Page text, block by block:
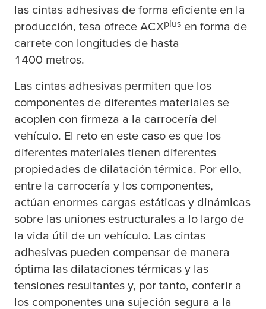
las cintas adhesivas de forma eficiente en la
producción, tesa ofrece ACXplus en forma de
carrete con longitudes de hasta
1400 metros.
Las cintas adhesivas permiten que los
componentes de diferentes materiales se
acoplen con firmeza a la carrocería del
vehículo. El reto en este caso es que los
diferentes materiales tienen diferentes
propiedades de dilatación térmica. Por ello,
entre la carrocería y los componentes,
actúan enormes cargas estáticas y dinámicas
sobre las uniones estructurales a lo largo de
la vida útil de un vehículo. Las cintas
adhesivas pueden compensar de manera
óptima las dilataciones térmicas y las
tensiones resultantes y, por tanto, conferir a
los componentes una sujeción segura a la